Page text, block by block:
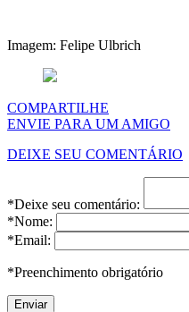
Imagem: Felipe Ulbrich
COMPARTILHE
ENVIE PARA UM AMIGO
DEIXE SEU COMENTÁRIO
*Deixe seu comentário:
*Nome:
*Email:
*Preenchimento obrigatório